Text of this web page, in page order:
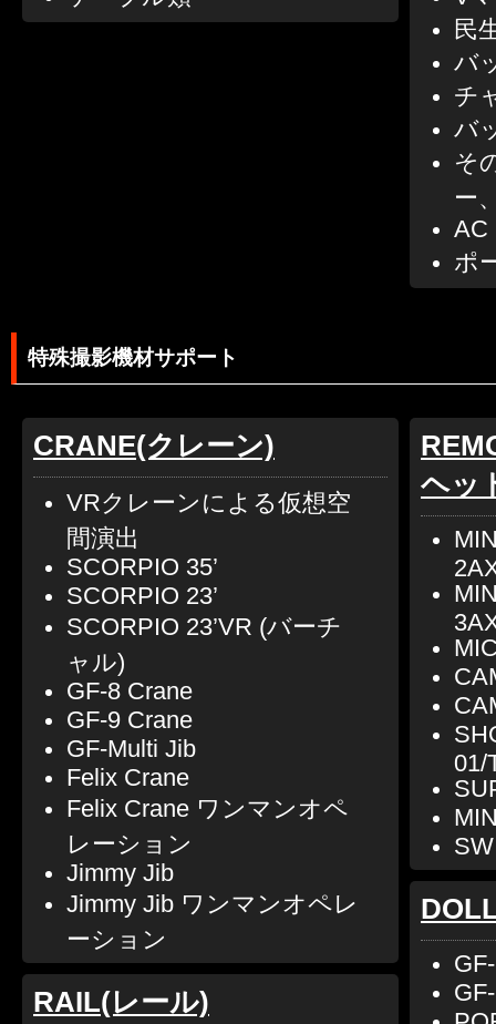
民
バ
チ
バ
そ
ー
AC
ポ
特殊撮影機材サポート
CRANE(クレーン)
VRクレーンによる仮想空
間演出
SCORPIO 35’
SCORPIO 23’
SCORPIO 23’VR (バーチ
ャル)
GF-8 Crane
GF-9 Crane
GF-Multi Jib
Felix Crane
Felix Crane ワンマンオペ
レーション
Jimmy Jib
Jimmy Jib ワンマンオペレ
ーション
ヘッ
01/
RAIL(レール)